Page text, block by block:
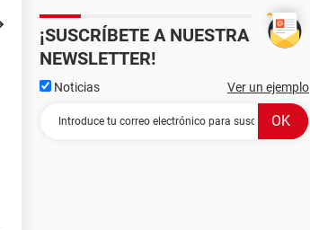
¡SUSCRÍBETE A NUESTRA
NEWSLETTER!
Noticias Ver un ejemplo